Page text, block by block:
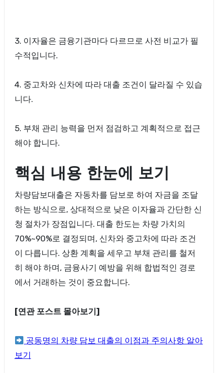
3. 이자율은 금융기관마다 다르므로 사전 비교가 필
수적입니다.
4. 중고차와 신차에 따라 대출 조건이 달라질 수 있습
니다.
5. 부채 관리 능력을 먼저 점검하고 계획적으로 접근
해야 합니다.
핵심 내용 한눈에 보기
차량담보대출은 자동차를 담보로 하여 자금을 조달
하는 방식으로, 상대적으로 낮은 이자율과 간단한 신
청 절차가 장점입니다. 대출 한도는 차량 가치의
70%~90%로 결정되며, 신차와 중고차에 따라 조건
이 다릅니다. 상환 계획을 세우고 부채 관리를 철저
히 해야 하며, 금융사기 예방을 위해 합법적인 경로
에서 거래하는 것이 중요합니다.
[연관 포스트 몰아보기]
공동명의 차량 담보 대출의 이점과 주의사항 알아
보기